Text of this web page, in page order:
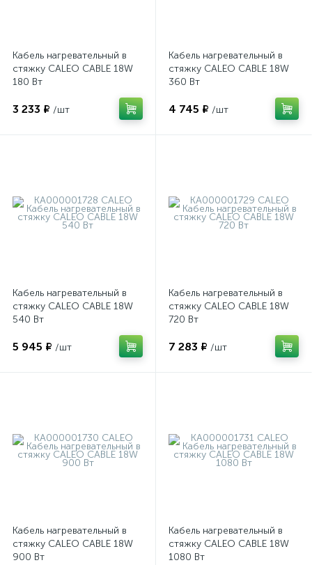
Кабель нагревательный в
стяжку CALEO CABLE 18W
180 Вт
3 233 ₽ /шт
Кабель нагревательный в
стяжку CALEO CABLE 18W
360 Вт
4 745 ₽ /шт
Кабель нагревательный в
стяжку CALEO CABLE 18W
540 Вт
5 945 ₽ /шт
Кабель нагревательный в
стяжку CALEO CABLE 18W
720 Вт
7 283 ₽ /шт
Кабель нагревательный в
стяжку CALEO CABLE 18W
900 Вт
Кабель нагревательный в
стяжку CALEO CABLE 18W
1080 Вт